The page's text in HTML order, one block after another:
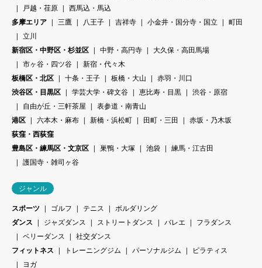
戸越・荏原
西馬込・馬込
多摩エリア
三鷹 八王子 吉祥寺 小金井・国分寺・国立
町田
立川
新宿区・中野区・杉並区
中野・高円寺
大久保・高田馬場
市ヶ谷・四ツ谷
新宿・代々木
板橋区・北区
十条・王子 板橋・大山
赤羽・川口
渋谷区・目黒区
学芸大学・碑文谷 恵比寿・目黒
渋谷・原宿
自由が丘・三軒茶屋
表参道・南青山
港区
六本木・麻布 新橋・浜松町 田町・三田
赤坂・乃木坂
荻窪・西荻窪
豊島区・練馬区・文京区
巣鴨・大塚 池袋
練馬・江古田
護国寺・雑司ヶ谷
ジャンル
スポーツ
ゴルフ テニス
ボルダリング
ダンス
ジャズダンス ストリートダンス バレエ
フラダンス
ベリーダンス
社交ダンス
フィットネス
トレーニングジム パーソナルジム
ピラティス
ヨガ